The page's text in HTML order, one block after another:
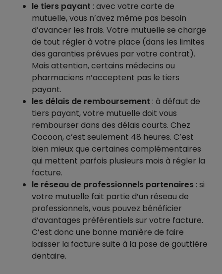
le tiers payant : avec votre carte de
mutuelle, vous n’avez même pas besoin
d’avancer les frais. Votre mutuelle se charge
de tout régler à votre place (dans les limites
des garanties prévues par votre contrat).
Mais attention, certains médecins ou
pharmaciens n’acceptent pas le tiers
payant.
les délais de remboursement : à défaut de
tiers payant, votre mutuelle doit vous
rembourser dans des délais courts. Chez
Cocoon, c’est seulement 48 heures. C’est
bien mieux que certaines complémentaires
qui mettent parfois plusieurs mois à régler la
facture.
le réseau de professionnels partenaires : si
votre mutuelle fait partie d’un réseau de
professionnels, vous pouvez bénéficier
d’avantages préférentiels sur votre facture.
C’est donc une bonne manière de faire
baisser la facture suite à la pose de gouttière
dentaire.